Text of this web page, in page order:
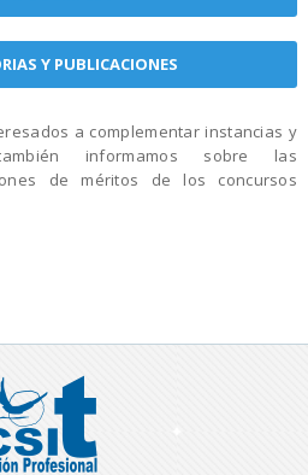
Y PUBLICACIONES
a complementar instancias y
informamos sobre las
de méritos de los concursos